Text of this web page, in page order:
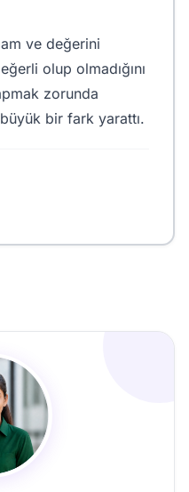
ve değerini
olup olmadığını
zorunda
bir fark yarattı.